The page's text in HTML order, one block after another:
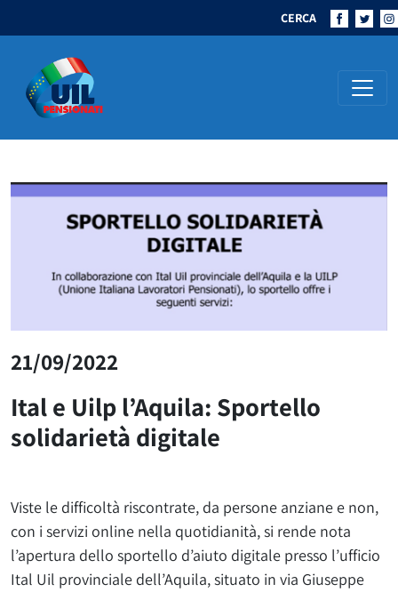
CERCA
Navigazione principale
21/09/2022
Ital e Uilp l’Aquila: Sportello
solidarietà digitale
Viste le difficoltà riscontrate, da persone anziane e non,
con i servizi online nella quotidianità, si rende nota
l’apertura dello sportello d’aiuto digitale presso l’ufficio
Ital Uil provinciale dell’Aquila, situato in via Giuseppe